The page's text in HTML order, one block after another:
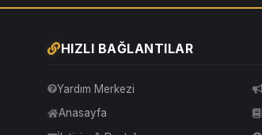
HIZLI BAĞLANTILAR
Yardım Merkezi
Anasayfa